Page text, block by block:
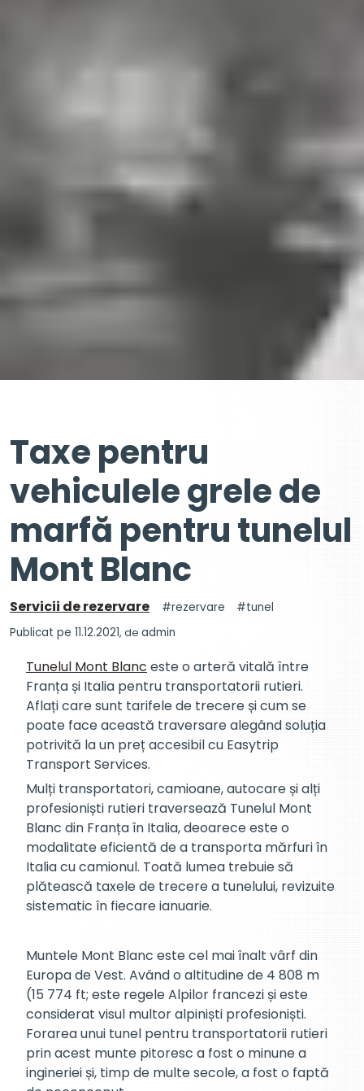
Taxe pentru
vehiculele grele de
marfă pentru tunelul
Mont Blanc
Servicii de rezervare rezervare
tunel
Publicat pe 11.12.2021, de admin
Tunelul Mont Blanc este o arteră vitală între
Franța și Italia pentru transportatorii rutieri.
Aflați care sunt tarifele de trecere și cum se
poate face această traversare alegând soluția
potrivită la un preț accesibil cu Easytrip
Transport Services.
Mulți transportatori, camioane, autocare și alți
profesioniști rutieri traversează Tunelul Mont
Blanc din Franța în Italia, deoarece este o
modalitate eficientă de a transporta mărfuri în
Italia cu camionul. Toată lumea trebuie să
plătească taxele de trecere a tunelului, revizuite
sistematic în fiecare ianuarie.
Muntele Mont Blanc este cel mai înalt vârf din
Europa de Vest. Având o altitudine de 4 808 m
(15 774 ft; este regele Alpilor francezi și este
considerat visul multor alpiniști profesioniști.
Forarea unui tunel pentru transportatorii rutieri
prin acest munte pitoresc a fost o minune a
ingineriei și, timp de multe secole, a fost o faptă